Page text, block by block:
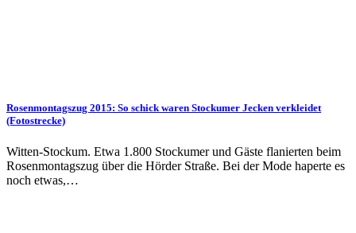
Rosenmontagszug 2015: So schick waren Stockumer Jecken verkleidet
(Fotostrecke)
Witten-Stockum. Etwa 1.800 Stockumer und Gäste flanierten beim
Rosenmontagszug über die Hörder Straße. Bei der Mode haperte es
noch etwas,…